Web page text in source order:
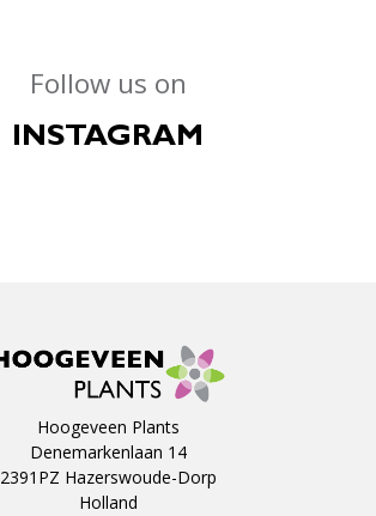
Follow us on
INSTAGRAM
Hoogeveen Plants
Denemarkenlaan 14
2391PZ Hazerswoude-Dorp
Holland